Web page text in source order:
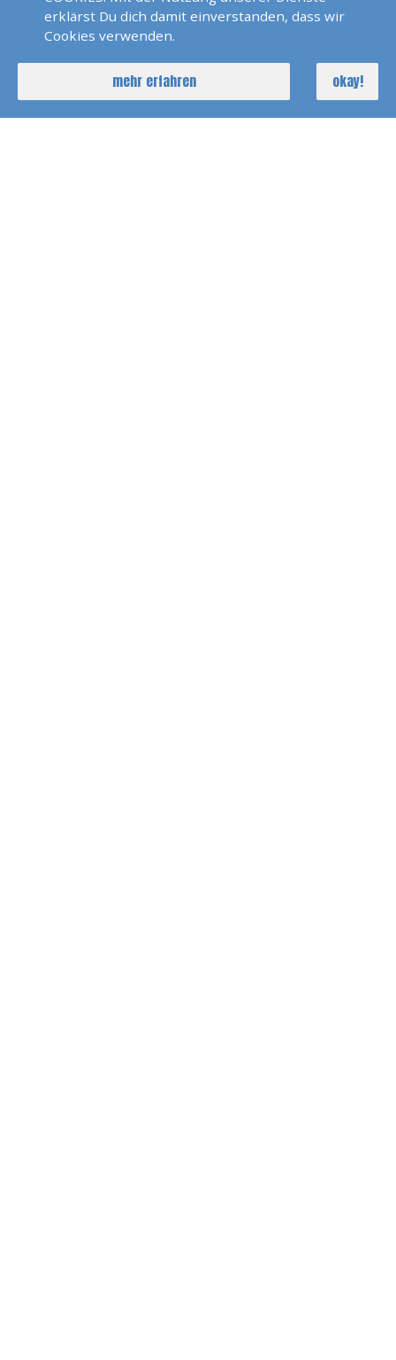
Bei dem Wetter ist mir das jetzt endlich klar :-)
Wir hatten perfekt gerechnet und geplant und
fuhren mit Rückenstrom 10 Knoten über Grund
bei leichten achterlichen Winden. Eine Yacht im
erklärst Du dich damit einverstanden, dass wir
Cookies verwenden.
mehr erfahren okay!